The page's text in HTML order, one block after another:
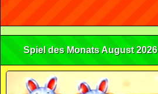
Spiel des Monats August 2026